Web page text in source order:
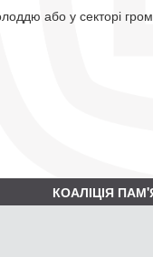
або у секторі
КОАЛІЦІЯ